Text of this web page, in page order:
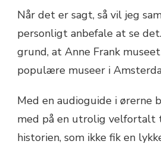
Når det er sagt, så vil jeg
personligt anbefale at se
grund, at Anne Frank
populære museer i
Med en audioguide i ørerne
med på en utrolig velfortalt
historien, som ikke fik en